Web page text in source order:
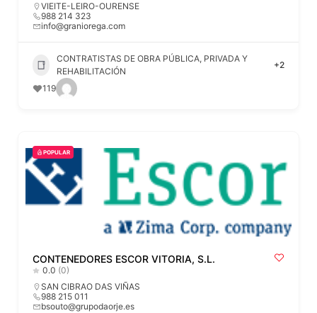
VIEITE-LEIRO-OURENSE
988 214 323
info@graniorega.com
CONTRATISTAS DE OBRA PÚBLICA, PRIVADA Y
REHABILITACIÓN
+2
119
POPULAR
CONTENEDORES ESCOR VITORIA, S.L.
0.0 (0)
SAN CIBRAO DAS VIÑAS
988 215 011
bsouto@grupodaorje.es